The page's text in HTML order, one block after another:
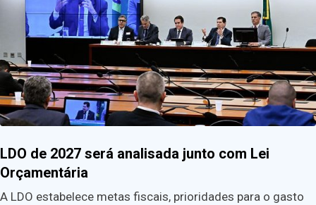
LDO de 2027 será analisada junto com Lei
Orçamentária
A LDO estabelece metas fiscais, prioridades para o gasto